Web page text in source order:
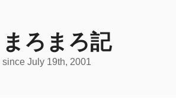
まろまろ記
since July 19th, 2001